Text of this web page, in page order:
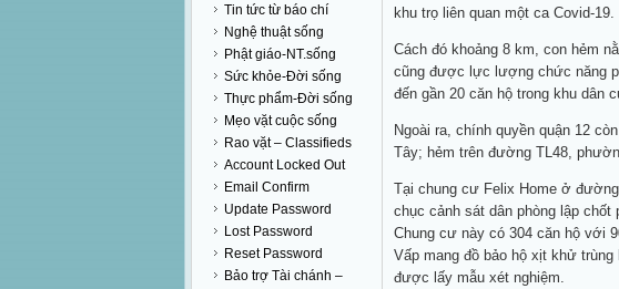
Tin tức từ báo chí
Nghệ thuật sống
Phật giáo-NT.sống
Sức khỏe-Đời sống
Thực phẩm-Đời sống
Mẹo vặt cuộc sống
Rao vặt – Classifieds
Account Locked Out
Email Confirm
Update Password
Lost Password
Reset Password
Bảo trợ Tài chánh –
khu trọ liên quan một ca Covid-19.
Cách đó khoảng 8 km, con hẻm
cũng được lực lượng chức năng
đến gần 20 căn hộ trong khu dân
Ngoài ra, chính quyền quận 12
Tây; hẻm trên đường TL48,
Tại chung cư Felix Home ở
chục cảnh sát dân phòng lập chốt
Chung cư này có 304 căn hộ với
Vấp mang đồ bảo hộ xịt khử
được lấy mẫu xét nghiệm.